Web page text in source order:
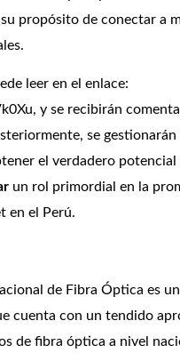
propósito de conectar a
leer en el enlace:
y se recibirán
se gestionarán
el verdadero potencial
un rol primordial en la
en el Perú.
de Fibra Óptica es
cuenta con un tendido
de fibra óptica a nivel